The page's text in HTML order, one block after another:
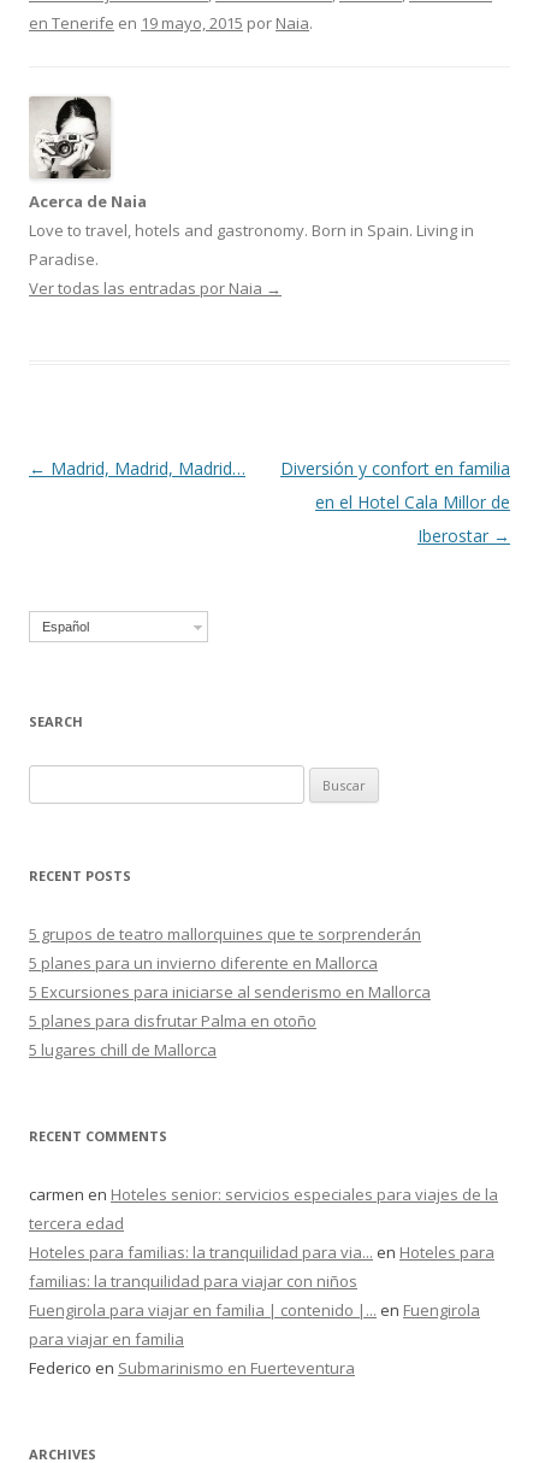
en Tenerife en 19 mayo, 2015 por Naia.
Acerca de Naia
Love to travel, hotels and gastronomy. Born in Spain. Living in
Paradise.
Ver todas las entradas por Naia →
Navegación
← Madrid, Madrid, Madrid…
Diversión y confort en familia
en el Hotel Cala Millor de
Iberostar →
Español
SEARCH
u
c
r
:
RECENT POSTS
5 grupos de teatro mallorquines que te sorprenderán
5 planes para un invierno diferente en Mallorca
5 Excursiones para iniciarse al senderismo en Mallorca
5 planes para disfrutar Palma en otoño
5 lugares chill de Mallorca
RECENT COMMENTS
carmen en Hoteles senior: servicios especiales para viajes de la
tercera edad
Hoteles para familias: la tranquilidad para via... en Hoteles para
familias: la tranquilidad para viajar con niños
Fuengirola para viajar en familia | contenido |... en Fuengirola
para viajar en familia
Federico en Submarinismo en Fuerteventura
ARCHIVES